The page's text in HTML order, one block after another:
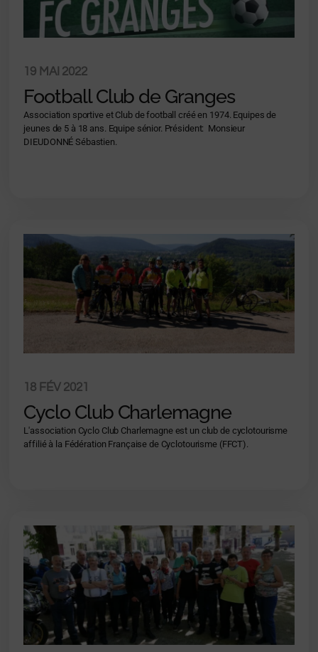
19 MAI 2022
Football Club de Granges
Association sportive et Club de football créé en 1974. Equipes de
jeunes de 5 à 18 ans. Equipe sénior. Président: Monsieur
DIEUDONNÉ Sébastien.
18 FÉV 2021
Cyclo Club Charlemagne
L'association Cyclo Club Charlemagne est un club de cyclotourisme
affilié à la Fédération Française de Cyclotourisme (FFCT).